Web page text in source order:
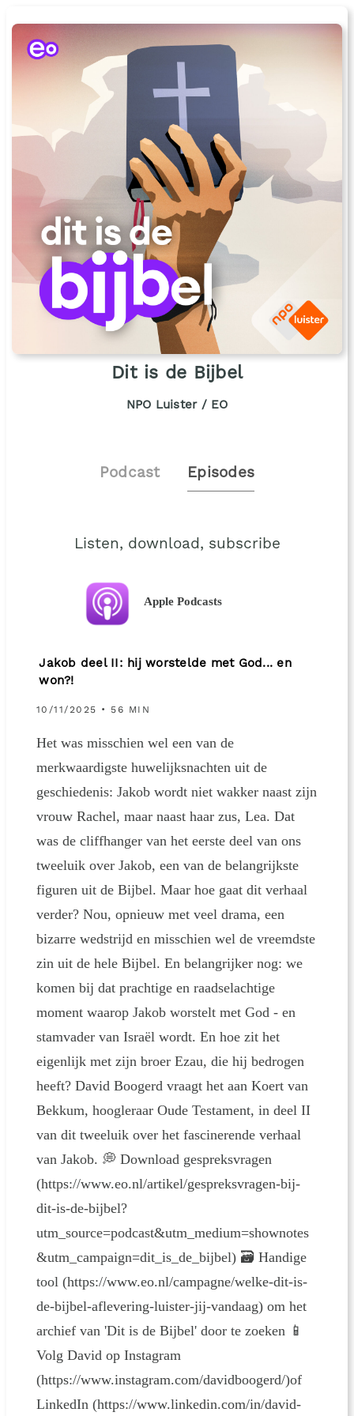
Dit is de Bijbel
NPO Luister / EO
Podcast Episodes
Listen, download, subscribe
Apple Podcasts
Jakob deel II: hij worstelde met God... en
won?!
10/11/2025 • 56 MIN
Het was misschien wel een van de
merkwaardigste huwelijksnachten uit de
geschiedenis: Jakob wordt niet wakker naast zijn
vrouw Rachel, maar naast haar zus, Lea. Dat
was de cliffhanger van het eerste deel van ons
tweeluik over Jakob, een van de belangrijkste
figuren uit de Bijbel. Maar hoe gaat dit verhaal
verder? Nou, opnieuw met veel drama, een
bizarre wedstrijd en misschien wel de vreemdste
zin uit de hele Bijbel. En belangrijker nog: we
komen bij dat prachtige en raadselachtige
moment waarop Jakob worstelt met God - en
stamvader van Israël wordt. En hoe zit het
eigenlijk met zijn broer Ezau, die hij bedrogen
heeft? David Boogerd vraagt het aan Koert van
Bekkum, hoogleraar Oude Testament, in deel II
van dit tweeluik over het fascinerende verhaal
van Jakob. 💭 Download gespreksvragen
(https://www.eo.nl/artikel/gespreksvragen-bij-
dit-is-de-bijbel?
utm_source=podcast&utm_medium=shownotes
&utm_campaign=dit_is_de_bijbel) 🗃 Handige
tool (https://www.eo.nl/campagne/welke-dit-is-
de-bijbel-aflevering-luister-jij-vandaag) om het
archief van 'Dit is de Bijbel' door te zoeken 📱
Volg David op Instagram
(https://www.instagram.com/davidboogerd/)of
LinkedIn (https://www.linkedin.com/in/david-